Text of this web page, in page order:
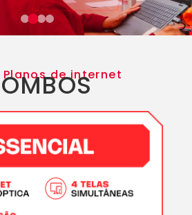
Planos de internet